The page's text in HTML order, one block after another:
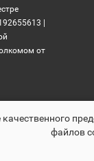
|
от
качественного
файлов